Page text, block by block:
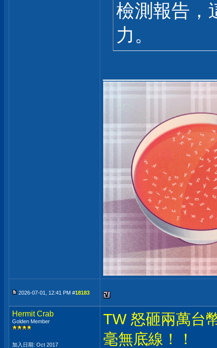
檢測報告，
力。
2026-07-01, 12:41 PM #18183
Hermit Crab
Golden Member
加入日期: Oct 2017
TW 怒砸兩萬台
毫無底線！！